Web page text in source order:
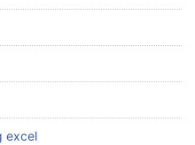
excel